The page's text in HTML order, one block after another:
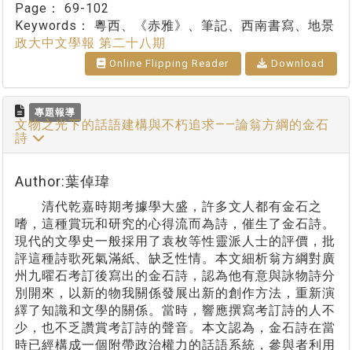
Page： 69-102
Keywords： 粵西、《赤雅》、筆記、西南書寫、地景
政大中文學報 第二十八期
Online Flipping Reader Download
專題報導
文物之光下的話語建構與不朽追求——論翁方綱的金石
詩
Author:葉倬瑋
清代乾嘉時期考據學大盛，許多文人都有金石之
嗜，這種賞玩和研究的心得流而為詩，催生了金石詩。
現代的文學史一般採用了袁枚等性靈派人士的評價，批
評這種詩歌死氣滿紙、缺乏性情。本文細析翁方綱對廣
州九曜石考訂後寫出的金石詩，認為他有意與詠物詩分
別開來，以新的物我關係發展出新的創作方法，重新演
繹了知識和文學的關係。當時，響應撰寫考訂詩的人不
少，也不乏讚賞考訂詩的聲音。本文認為，金石詩在當
時已經構成一個附帶政治權力的話語系統，參與者利用